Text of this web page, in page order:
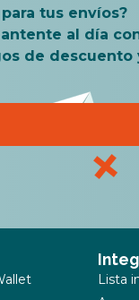
tus envíos?
al día
de descuento
Lista